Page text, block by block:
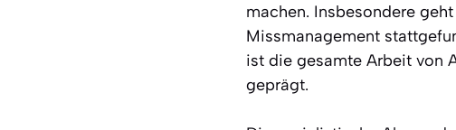
machen. Insbesondere
Missmanagement
ist die gesamte Arbeit von
geprägt.